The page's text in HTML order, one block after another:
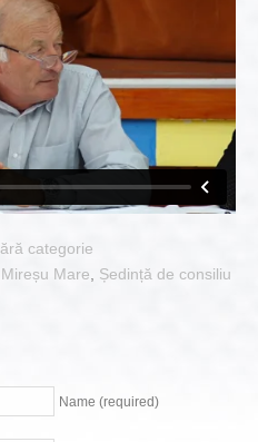
categorie
Mare
Ședință de consiliu
Name (required)